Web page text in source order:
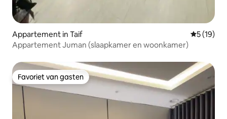
Appartement in Taif
5 (19)
Appartement Juman (slaapkamer en woonkamer)
Favoriet van gasten
Favoriet van gasten